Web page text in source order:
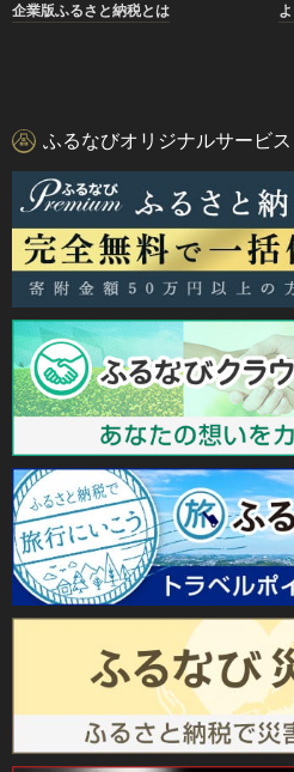
企業版ふるさと納税とは
ふるなびオリジナルサービス